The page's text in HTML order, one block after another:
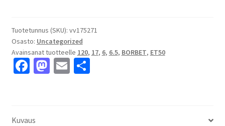
matt
6.5x17"
6x120
ET50
Tuotetunnus (SKU): vv175271
Osasto: Uncategorized
Avainsanat tuotteelle 120, 17, 6, 6.5, BORBET, ET50
Fa
o
M E S
Kuvaus